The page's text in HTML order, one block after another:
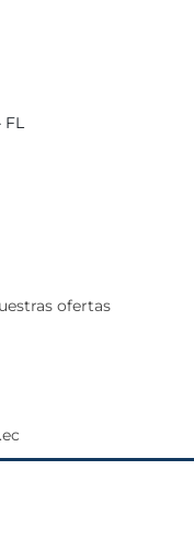
FL
ofertas